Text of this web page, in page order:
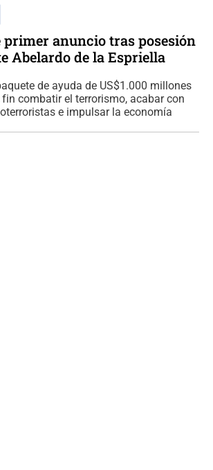
primer anuncio tras posesión
Abelardo de la Espriella
de ayuda de US$1.000 millones
combatir el terrorismo, acabar con
e impulsar la economía